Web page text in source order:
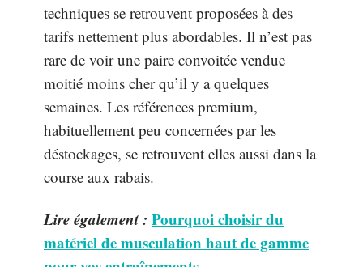
techniques se retrouvent proposées à des
tarifs nettement plus abordables. Il n’est pas
rare de voir une paire convoitée vendue
moitié moins cher qu’il y a quelques
semaines. Les références premium,
habituellement peu concernées par les
déstockages, se retrouvent elles aussi dans la
course aux rabais.
Lire également : Pourquoi choisir du
matériel de musculation haut de gamme